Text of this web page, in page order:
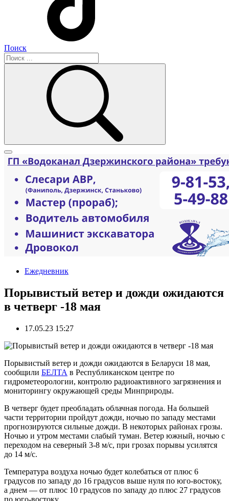
Поиск
Ежедневник
Порывистый ветер и дожди ожидаются
в четверг -18 мая
17.05.23 15:27
Порывистый ветер и дожди ожидаются в Беларуси 18 мая,
сообщили БЕЛТА в Республиканском центре по
гидрометеорологии, контролю радиоактивного загрязнения и
мониторингу окружающей среды Минприроды.
В четверг будет преобладать облачная погода. На большей
части территории пройдут дожди, ночью по западу местами
прогнозируются сильные дожди. В некоторых районах грозы.
Ночью и утром местами слабый туман. Ветер южный, ночью с
переходом на северный 3-8 м/с, при грозах порывы усилятся
до 14 м/с.
Температура воздуха ночью будет колебаться от плюс 6
градусов по западу до 16 градусов выше нуля по юго-востоку,
а днем — от плюс 10 градусов по западу до плюс 27 градусов
по юго-востоку.